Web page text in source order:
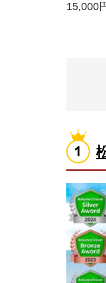
15,000